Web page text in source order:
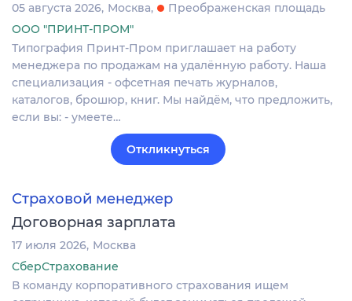
05 августа 2026 Москва
Преображенская площадь
ООО "ПРИНТ-ПРОМ"
Типография Принт-Пром приглашает на работу
менеджера по продажам на удалённую работу. Наша
специализация - офсетная печать журналов,
каталогов, брошюр, книг. Мы найдём, что предложить,
если вы: - умеете…
Откликнуться
Страховой менеджер
Договорная зарплата
17 июля 2026 Москва
СберСтрахование
В команду корпоративного страхования ищем